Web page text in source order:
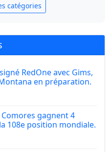
catégories
RedOne avec Gims,
en préparation.
Comores gagnent 4
108e position mondiale.